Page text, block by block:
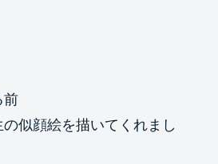
前
似顔絵を描いてくれまし